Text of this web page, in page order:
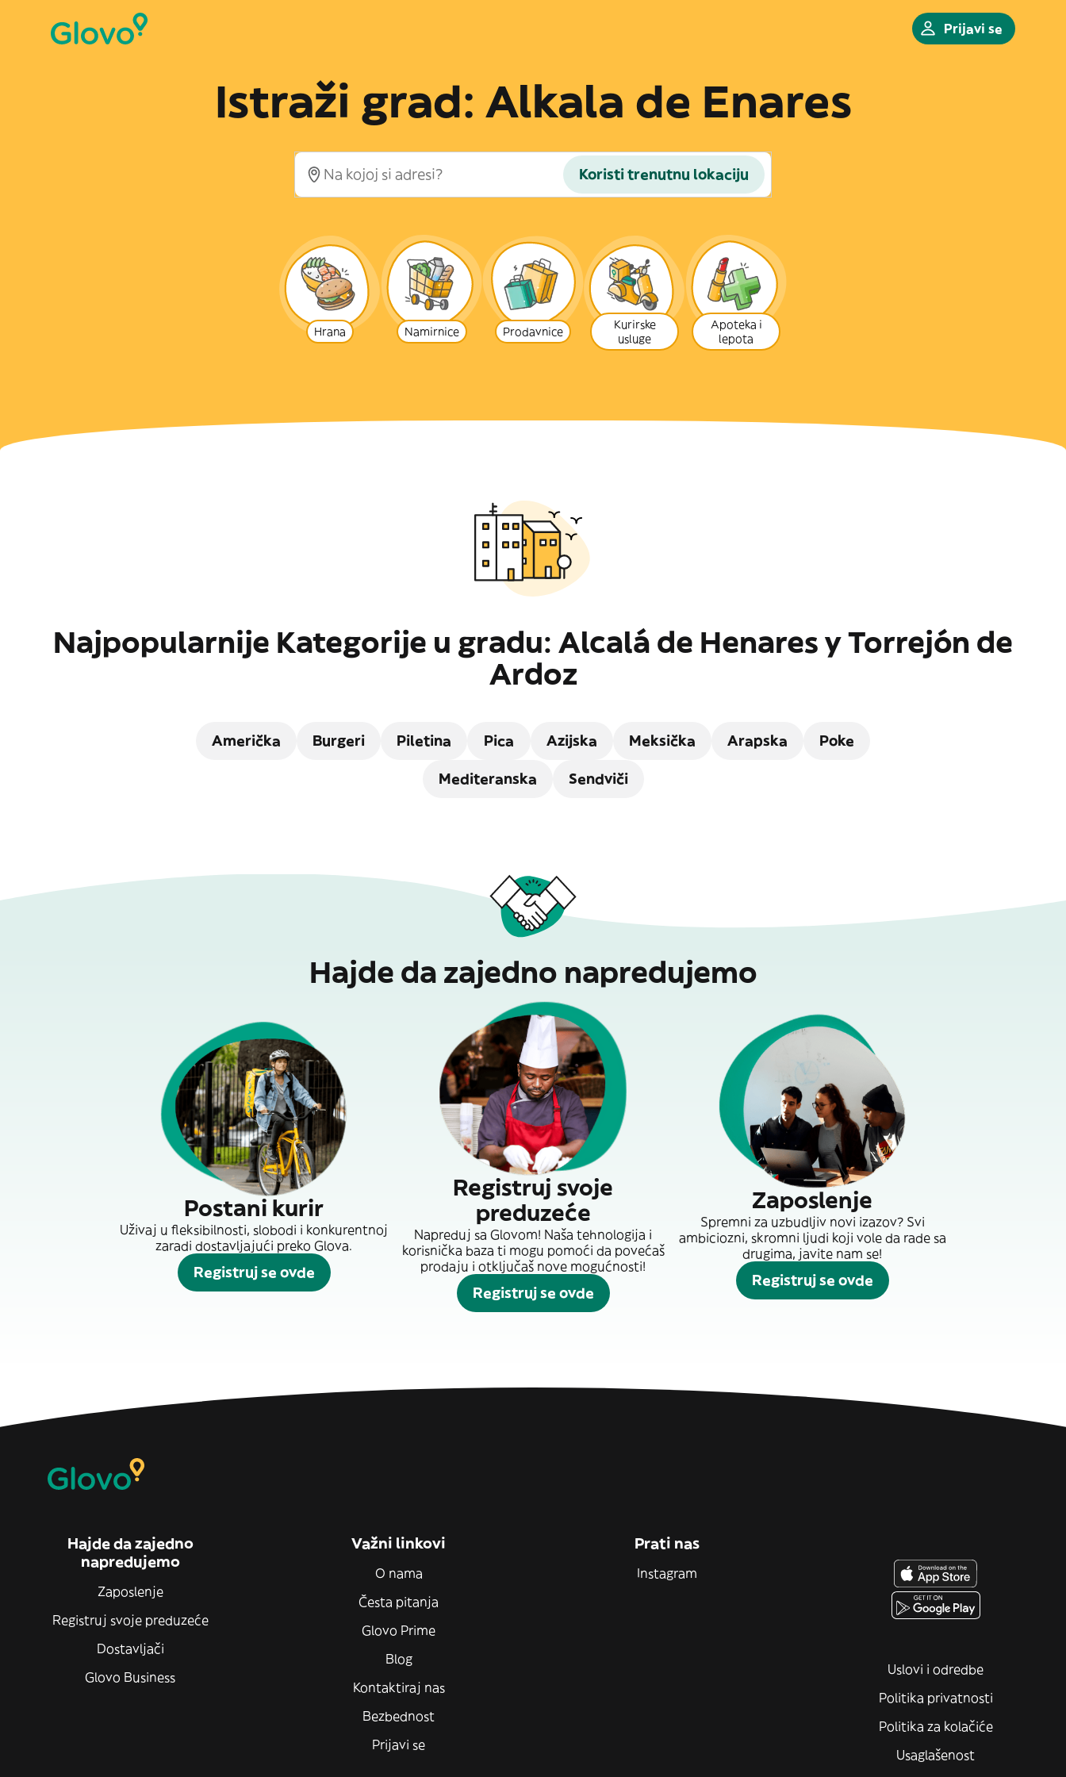
Prijavi se
Istraži grad: Alkala de Enares
Koristi trenutnu lokaciju
Hrana Namirnice Prodavnice
Kurirske
usluge
Apoteka i
lepota
Najpopularnije Kategorije u gradu: Alcalá de Henares y Torrejón de
Ardoz
Američka Burgeri Piletina Pica Azijska Meksička Arapska Poke
Mediteranska Sendviči
Hajde da zajedno napredujemo
Postani kurir
Uživaj u fleksibilnosti, slobodi i konkurentnoj
zaradi dostavljajući preko Glova.
Registruj se ovde
Registruj svoje
preduzeće
Napreduj sa Glovom! Naša tehnologija i
korisnička baza ti mogu pomoći da povećaš
prodaju i otključaš nove mogućnosti!
Registruj se ovde
Zaposlenje
Spremni za uzbudljiv novi izazov? Svi
ambiciozni, skromni ljudi koji vole da rade sa
drugima, javite nam se!
Registruj se ovde
Hajde da zajedno
napredujemo
Zaposlenje
Registruj svoje preduzeće
Dostavljači
Glovo Business
Važni linkovi
O nama
Česta pitanja
Glovo Prime
Blog
Kontaktiraj nas
Bezbednost
Prijavi se
Prati nas
Instagram
Uslovi i odredbe
Politika privatnosti
Politika za kolačiće
Usaglašenost